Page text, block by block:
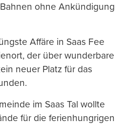
ohne Ankündigung
Affäre in Saas Fee
der über wunderbare
neuer Platz für das
im Saas Tal wollte
für die ferienhungrigen